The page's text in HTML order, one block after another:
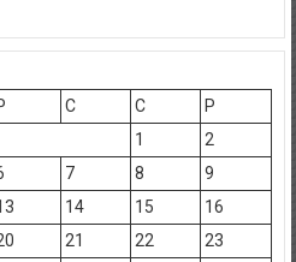
C C
P
1
2
7 8
9
14 15
16
21 22
23